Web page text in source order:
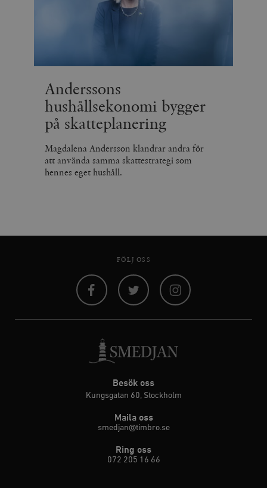
Anderssons
hushållsekonomi bygger
på skatteplanering
Magdalena Andersson klandrar andra för
att använda samma skattestrategi som
hennes eget hushåll.
FÖLJ OSS
Besök oss
Kungsgatan 60, Stockholm
Maila oss
smedjan@timbro.se
Ring oss
072 205 16 66